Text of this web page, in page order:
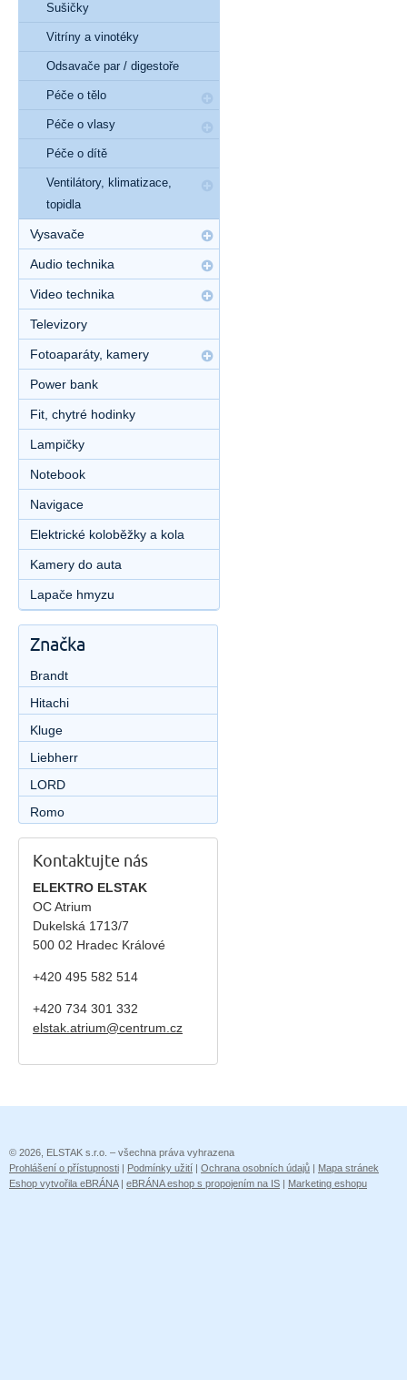
Sušičky
Vitríny a vinotéky
Odsavače par / digestoře
Péče o tělo
Péče o vlasy
Péče o dítě
Ventilátory, klimatizace,
topidla
Vysavače
Audio technika
Video technika
Televizory
Fotoaparáty, kamery
Power bank
Fit, chytré hodinky
Lampičky
Notebook
Navigace
Elektrické koloběžky a kola
Kamery do auta
Lapače hmyzu
Značka
Brandt
Hitachi
Kluge
Liebherr
LORD
Romo
Kontaktujte nás
ELEKTRO ELSTAK
OC Atrium
Dukelská 1713/7
500 02 Hradec Králové
+420 495 582 514
+420 734 301 332
elstak.atrium@centrum.cz
© 2026, ELSTAK s.r.o. – všechna práva vyhrazena
Prohlášení o přístupnosti | Podmínky užití | Ochrana osobních údajů | Mapa stránek
Eshop vytvořila eBRÁNA| eBRÁNA eshop s propojením na IS | Marketing eshopu